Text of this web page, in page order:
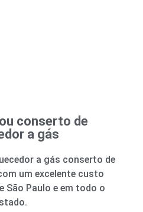
conserto de
a gás
a gás conserto de
um excelente custo
São Paulo e em todo o